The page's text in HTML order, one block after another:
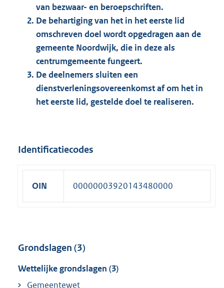
van bezwaar- en beroepschriften.
De behartiging van het in het eerste lid
omschreven doel wordt opgedragen aan de
gemeente Noordwijk, die in deze als
centrumgemeente fungeert.
De deelnemers sluiten een
dienstverleningsovereenkomst af om het in
het eerste lid, gestelde doel te realiseren.
Identificatiecodes
OIN 00000003920143480000
Grondslagen (3)
Wettelijke grondslagen (3)
Gemeentewet